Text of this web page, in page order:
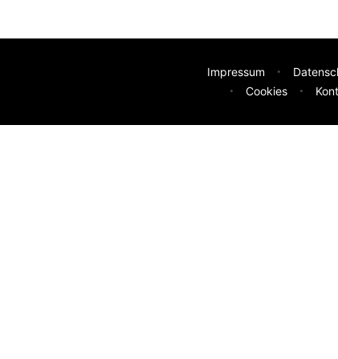
Impressum
Cookies